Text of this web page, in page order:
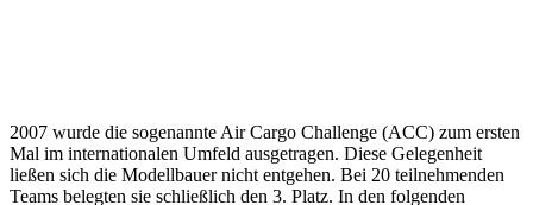
2007 wurde die sogenannte Air Cargo Challenge (ACC) zum ersten
Mal im internationalen Umfeld ausgetragen. Diese Gelegenheit
ließen sich die Modellbauer nicht entgehen. Bei 20 teilnehmenden
Teams belegten sie schließlich den 3. Platz. In den folgenden